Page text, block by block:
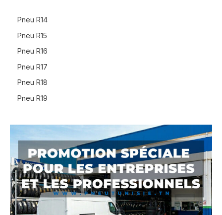
Pneu R14
Pneu R15
Pneu R16
Pneu R17
Pneu R18
Pneu R19